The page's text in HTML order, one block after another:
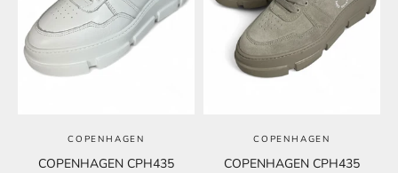
COPENHAGEN
COPENHAGEN CPH435
COPENHAGEN
COPENHAGEN CPH435